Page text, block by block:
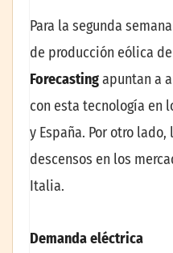
Para la segunda
de producción eólica de
Forecastingapuntan a
con esta tecnología en
y España. Por otro
descensos en los
Italia.
Demanda eléctrica